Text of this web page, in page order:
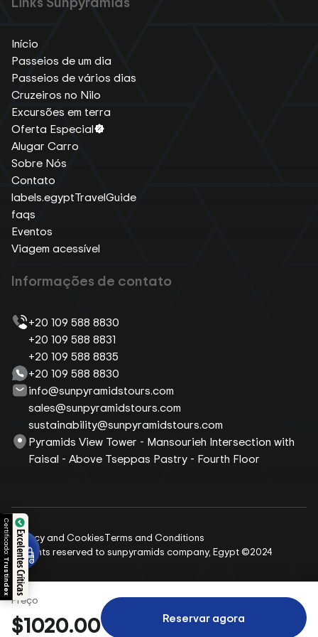
Preço
$1020.00 Reservar agora
Início
Passeios de um dia
Passeios de vários dias
Cruzeiros no Nilo
Excursões em terra
Oferta Especial
Alugar Carro
Sobre Nós
Contato
labels.egyptTravelGuide
faqs
Eventos
Viagem acessível
Informações de contato
+20 109 588 8830
+20 109 588 8831
+20 109 588 8835
+20 109 588 8830
info@sunpyramidstours.com
sales@sunpyramidstours.com
sustainability@sunpyramidstours.com
Pyramids View Tower - Mansourieh Intersection with
Faisal - Above Tseppas Pastry - Fourth Floor
All rights reserved to sunpyramids company, Egypt ©2024
Privacy and CookiesTerms and Conditions
Excelentes Críticas